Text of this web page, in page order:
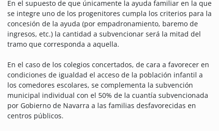
En el supuesto de que únicamente la ayuda familiar en la que
se integre uno de los progenitores cumpla los criterios para la
concesión de la ayuda (por empadronamiento, baremo de
ingresos, etc.) la cantidad a subvencionar será la mitad del
tramo que corresponda a aquella.
En el caso de los colegios concertados, de cara a favorecer en
condiciones de igualdad el acceso de la población infantil a
los comedores escolares, se complementa la subvención
municipal individual con el 50% de la cuantía subvencionada
por Gobierno de Navarra a las familias desfavorecidas en
centros públicos.